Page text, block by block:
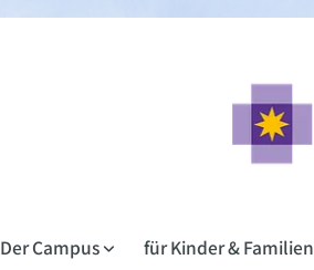
Der Campus für Kinder & Familien